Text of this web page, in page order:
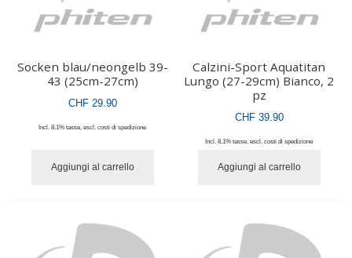
Socken blau/neongelb 39-
43 (25cm-27cm)
CHF 29.90
Incl. 8.1% tasse,escl.costi di spedizione
Aggiungi al carrello
Calzini-Sport Aquatitan
Lungo (27-29cm) Bianco, 2
pz
CHF 39.90
Incl. 8.1% tasse,escl.costi di spedizione
Aggiungi al carrello